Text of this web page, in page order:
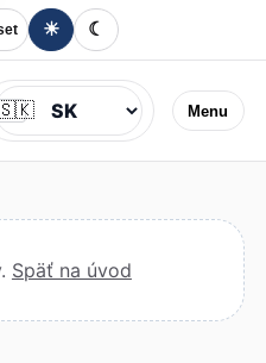
☀ ☾
Menu
Jazyk
Späť na úvod